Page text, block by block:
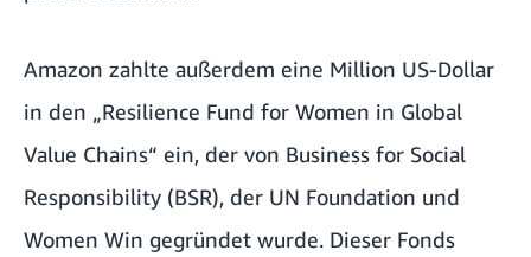
Amazon zahlte außerdem eine Million US-Dollar
in den „Resilience Fund for Women in Global
Value Chains“ ein, der von Business for Social
Responsibility (BSR), der UN Foundation und
Women Win gegründet wurde. Dieser Fonds